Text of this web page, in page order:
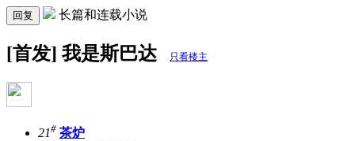
回复 长篇和连载小说
[首发] 我是斯巴达 只看楼主
21# 茶炉